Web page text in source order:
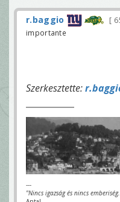
r.baggio
importante
Szerkesztette:
---
"Nincs igazság és nincs